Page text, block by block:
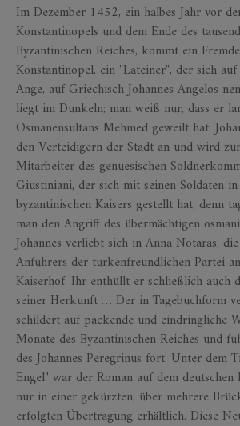
Im Dezember 1452, ein halbes Jahr vor
Konstantinopels und dem Ende des
Byzantinischen Reiches, kommt ein
Konstantinopel, ein "Lateiner", der sich auf
Ange, auf Griechisch Johannes Angelos
liegt im Dunkeln; man weiß nur, dass er
Osmanensultans Mehmed geweilt hat.
den Verteidigern der Stadt an und wird
Mitarbeiter des genuesischen
Giustiniani, der sich mit seinen Soldaten
byzantinischen Kaisers gestellt hat, denn
man den Angriff des übermächtigen
Johannes verliebt sich in Anna Notaras,
Anführers der türkenfreundlichen Partei
Kaiserhof. Ihr enthüllt er schließlich auch
seiner Herkunft … Der in Tagebuchform
schildert auf packende und eindringliche
Monate des Byzantinischen Reiches und
des Johannes Peregrinus fort. Unter dem
Engel" war der Roman auf dem
nur in einer gekürzten, über mehrere
erfolgten Übertragung erhältlich. Diese